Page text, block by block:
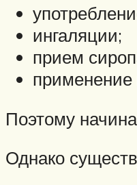
ингаляции;
прием
применение
Поэтому
Однако